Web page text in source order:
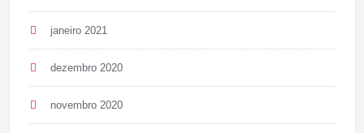
janeiro 2021
dezembro 2020
novembro 2020